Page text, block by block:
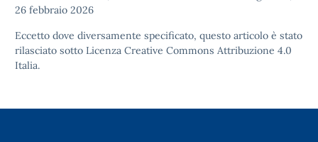
26 febbraio 2026
Eccetto dove diversamente specificato, questo articolo è stato
rilasciato sotto Licenza Creative Commons Attribuzione 4.0
Italia.